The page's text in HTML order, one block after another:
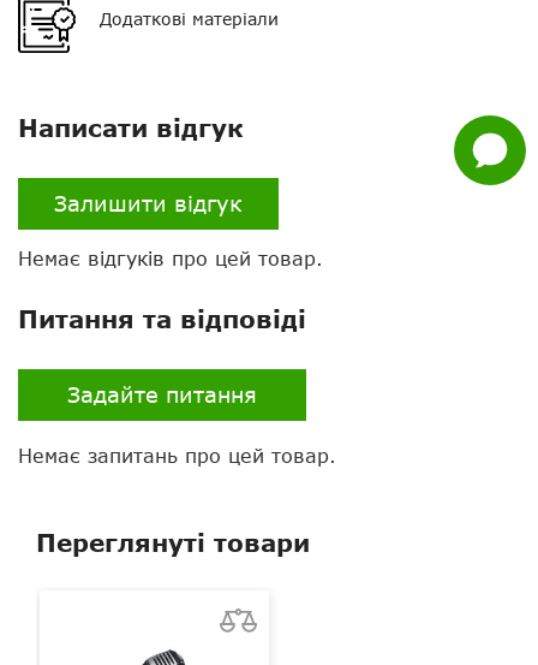
Задати
питання
кронштейн для
Гарантія
Скремблер
VOX немає
Екран є
Клавіатура є
Тангента звичайна
Додаткові матеріали
Написати відгук
Залишити відгук
Немає відгуків про цей товар.
Питання та відповіді
Задайте питання
Немає запитань про цей товар.
Переглянуті товари